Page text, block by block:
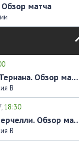
Обзор матча
Про Верчелли - Тернана. Обзор матча
В
18:30
Палермо - Про
В